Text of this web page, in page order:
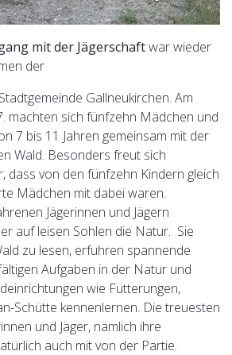
mit der Jägerschaftwar wieder
der
Gallneukirchen. Am
machten sich fünfzehn Mädchen und
7 bis 11 Jahren gemeinsam mit der
Wald. Besonders freut sich
dass von den fünfzehn Kindern gleich
Mädchen mit dabei waren.
Jägerinnen und Jägern
auf leisen Sohlen die Natur. Sie
zu lesen, erfuhren spannende
Aufgaben in der Natur und
wie Fütterungen,
Schütte kennenlernen. Die treuesten
und Jäger, nämlich ihre
auch mit von der Partie.